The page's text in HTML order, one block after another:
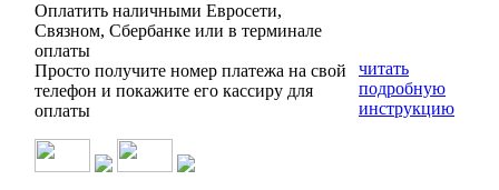
Оплатить наличными Евросети,
Связном, Сбербанке или в терминале
оплаты
Просто получите номер платежа на свой
телефон и покажите его кассиру для
оплаты
читать
подробную
инструкцию